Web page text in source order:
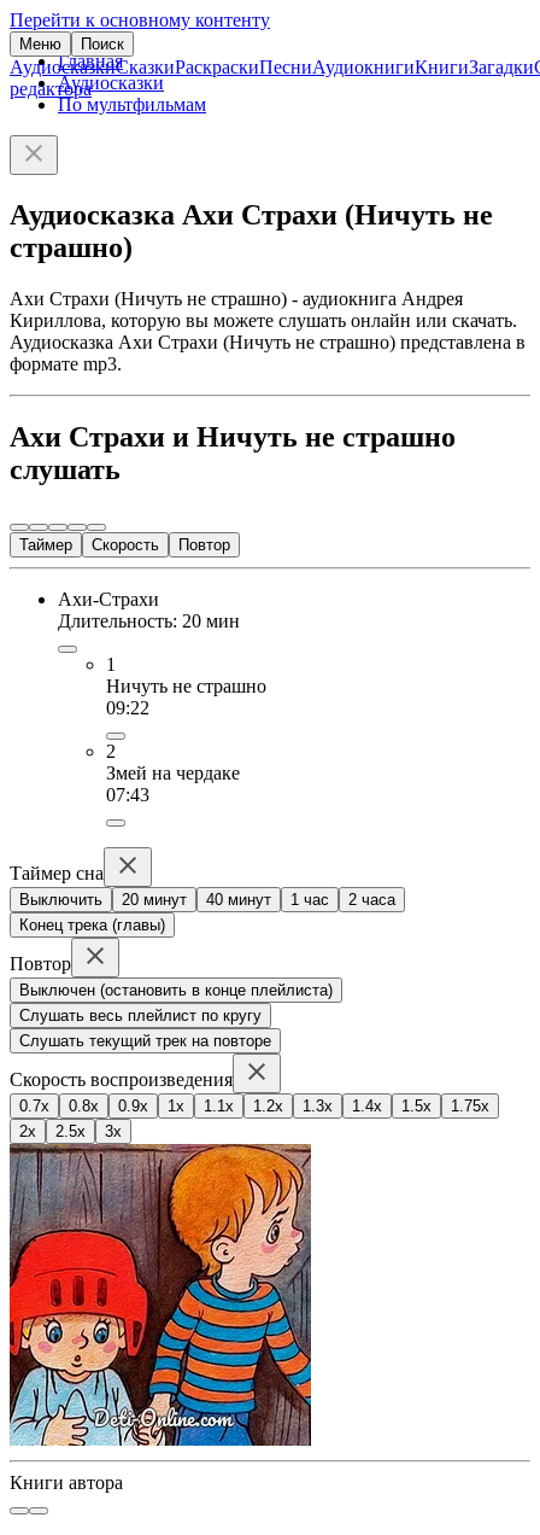
Перейти к основному контенту
Меню Поиск
АудиосказкиСказкиРаскраскиПесниАудиокнигиКнигиЗагадки
редактора
Главная
Аудиосказки
По мультфильмам
Аудиосказка Ахи Страхи (Ничуть не
страшно)
Ахи Страхи (Ничуть не страшно) - аудиокнига Андрея
Кириллова, которую вы можете слушать онлайн или скачать.
Аудиосказка Ахи Страхи (Ничуть не страшно) представлена в
формате mp3.
Ахи Страхи и Ничуть не страшно
слушать
Таймер Скорость Повтор
Ахи-Страхи
Длительность: 20 мин
1
Ничуть не страшно
09:22
2
Змей на чердаке
07:43
Таймер сна
Выключить 20 минут 40 минут 1 час
2 часа
Конец трека (главы)
Повтор
Выключен (остановить в конце плейлиста)
Слушать весь плейлист по кругу
Слушать текущий трек на повторе
Скорость воспроизведения
0.7x 0.8x 0.9x 1x 1.1x 1.2x 1.3x 1.4x 1.5x
1.75x
2x
2.5x 3x
Книги автора